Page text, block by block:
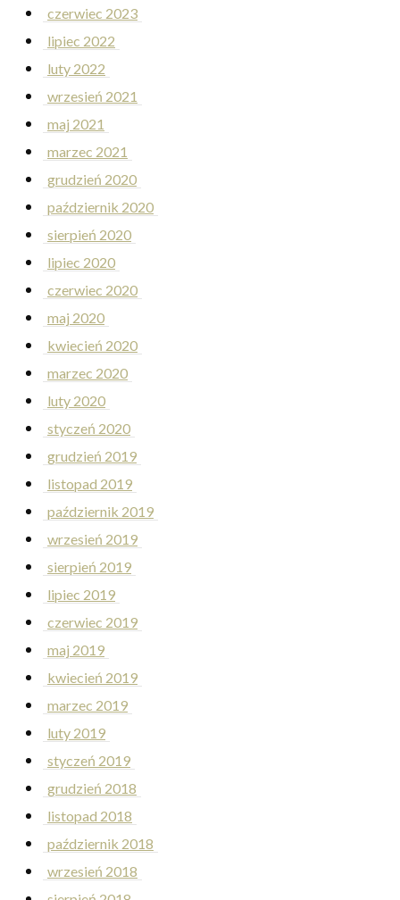
czerwiec 2023
lipiec 2022
luty 2022
wrzesień 2021
maj 2021
marzec 2021
grudzień 2020
październik 2020
sierpień 2020
lipiec 2020
czerwiec 2020
maj 2020
kwiecień 2020
marzec 2020
luty 2020
styczeń 2020
grudzień 2019
listopad 2019
październik 2019
wrzesień 2019
sierpień 2019
lipiec 2019
czerwiec 2019
maj 2019
kwiecień 2019
marzec 2019
luty 2019
styczeń 2019
grudzień 2018
listopad 2018
październik 2018
wrzesień 2018